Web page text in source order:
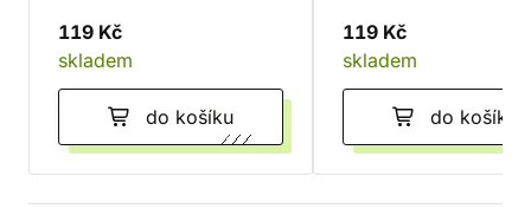
119 Kč
skladem
do košíku
119 Kč
skladem
do košíku